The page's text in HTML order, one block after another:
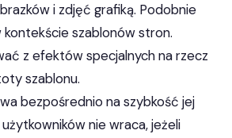
i zdjęć grafiką. Podobnie
szablonów stron.
z efektów specjalnych na rzecz
szablonu.
bezpośrednio na szybkość jej
użytkowników nie wraca, jeżeli